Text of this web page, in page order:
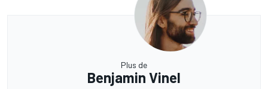
Plus de
Benjamin Vinel